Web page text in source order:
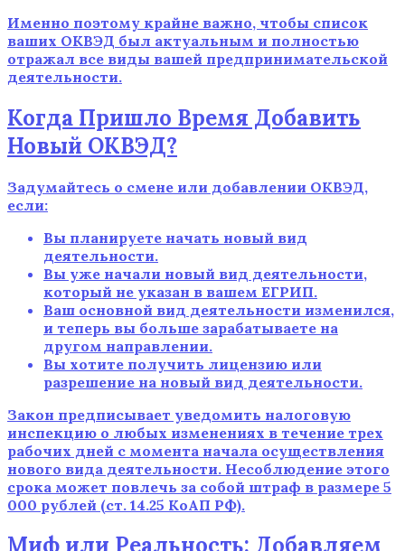
Именно поэтому крайне важно, чтобы список
ваших ОКВЭД был актуальным и полностью
отражал все виды вашей предпринимательской
деятельности.
Когда Пришло Время Добавить
Новый ОКВЭД?
Задумайтесь о смене или добавлении ОКВЭД,
если:
Вы планируете начать новый вид
деятельности.
Вы уже начали новый вид деятельности,
который не указан в вашем ЕГРИП.
Ваш основной вид деятельности изменился,
и теперь вы больше зарабатываете на
другом направлении.
Вы хотите получить лицензию или
разрешение на новый вид деятельности.
Закон предписывает уведомить налоговую
инспекцию о любых изменениях в течение трех
рабочих дней с момента начала осуществления
нового вида деятельности. Несоблюдение этого
срока может повлечь за собой штраф в размере 5
000 рублей (ст. 14.25 КоАП РФ).